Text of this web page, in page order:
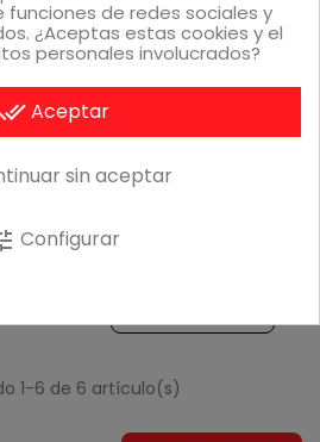
1-6 de 6 artículo(s)
de redes sociales y
¿Aceptas estas cookies y el
personales involucrados?
Aceptar
sin aceptar
Configurar